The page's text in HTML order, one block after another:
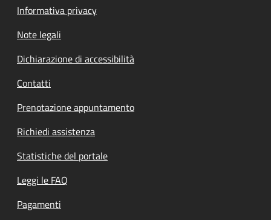
Informativa privacy
Note legali
Dichiarazione di accessibilità
Contatti
Prenotazione appuntamento
Richiedi assistenza
Statistiche del portale
Leggi le FAQ
Pagamenti